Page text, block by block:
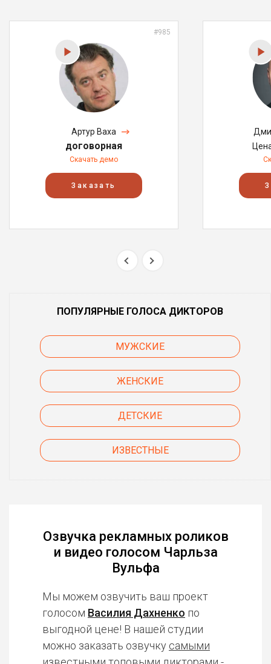
#985
Артур Ваха
договорная
Скачать демо
Заказать
ПОПУЛЯРНЫЕ ГОЛОСА ДИКТОРОВ
МУЖСКИЕ
ЖЕНСКИЕ
ДЕТСКИЕ
ИЗВЕСТНЫЕ
Озвучка рекламных роликов
и видео голосом Чарльза
Вульфа
Мы можем озвучить ваш проект
голосом Василия Дахненко по
выгодной цене! В нашей студии
можно заказать озвучку самыми